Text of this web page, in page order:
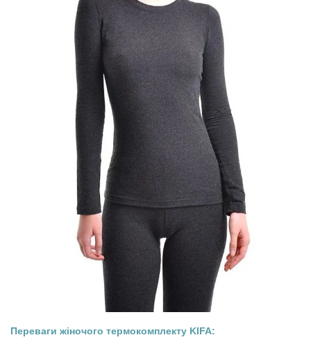
Переваги жіночого термокомплекту KIFA: